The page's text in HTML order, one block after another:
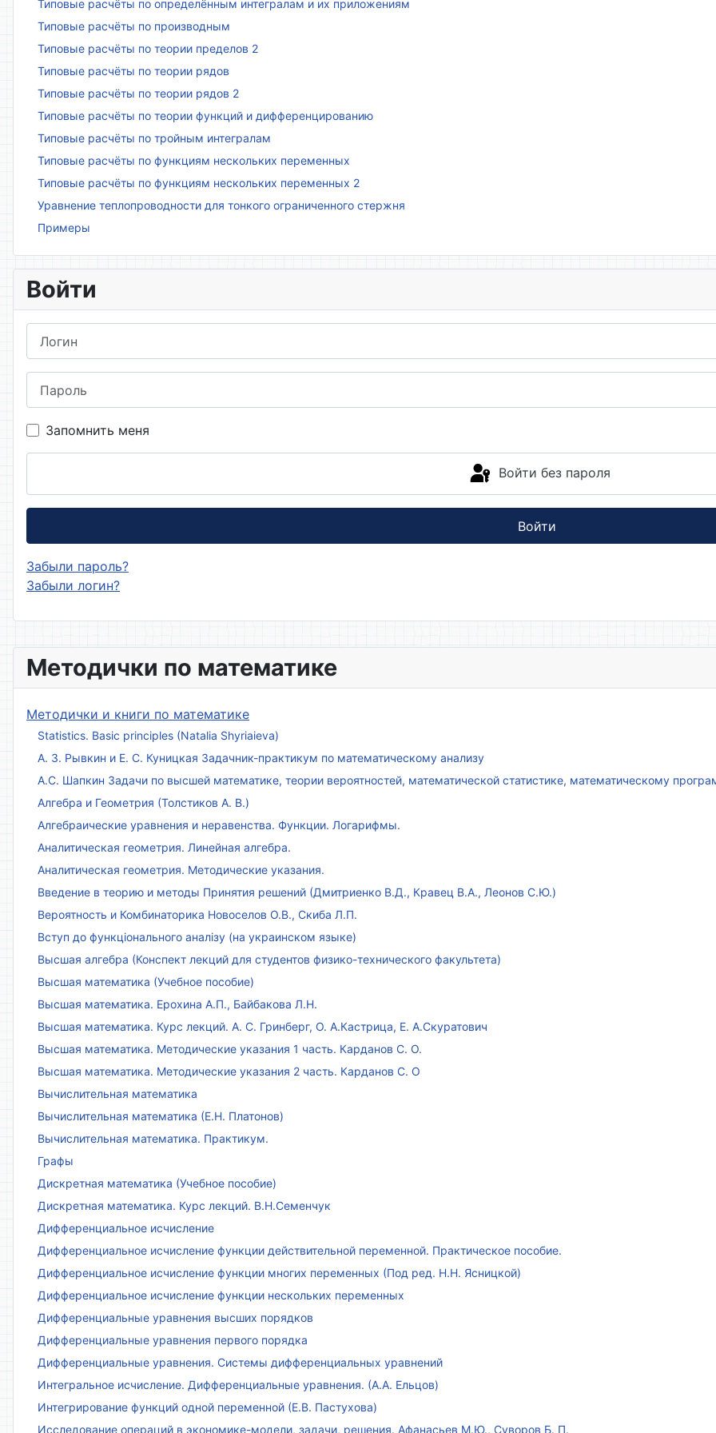
Методички по математике
Методички и книги по математике
Statistics. Basic principles (Natalia Shyriaieva)
А. З. Рывкин и Е. С. Куницкая Задачник-практикум по математическому анализу
А.С. Шапкин Задачи по высшей математике, теории вероятностей, математической статистике, математическому
Алгебра и Геометрия (Толстиков А. В.)
Алгебраические уравнения и неравенства. Функции. Логарифмы.
Аналитическая геометрия. Линейная алгебра.
Аналитическая геометрия. Методические указания.
Введение в теорию и методы Принятия решений (Дмитриенко В.Д., Кравец В.А., Леонов С.Ю.)
Вероятность и Комбинаторика Новоселов О.В., Скиба Л.П.
Вступ до функціонального аналізу (на украинском языке)
Высшая алгебра (Конспект лекций для студентов физико-технического факультета)
Высшая математика (Учебное пособие)
Высшая математика. Ерохина А.П., Байбакова Л.Н.
Высшая математика. Курс лекций. А. С. Гринберг, О. А.Кастрица, Е. А.Скуратович
Высшая математика. Методические указания 1 часть. Карданов С. О.
Высшая математика. Методические указания 2 часть. Карданов С. О
Вычислительная математика
Вычислительная математика (Е.Н. Платонов)
Вычислительная математика. Практикум.
Графы
Дискретная математика (Учебное пособие)
Дискретная математика. Курс лекций. В.Н.Семенчук
Дифференциальное исчисление
Дифференциальное исчисление функции действительной переменной. Практическое пособие.
Дифференциальное исчисление функции многих переменных (Под ред. Н.Н. Ясницкой)
Дифференциальное исчисление функции нескольких переменных
Дифференциальные уравнения высших порядков
Дифференциальные уравнения первого порядка
Дифференциальные уравнения. Системы дифференциальных уравнений
Интегральное исчисление. Дифференциальные уравнения. (А.А. Ельцов)
Интегрирование функций одной переменной (Е.В. Пастухова)
Исследование операций в экономике-модели, задачи, решения. Афанасьев М.Ю., Суворов Б. П.
Типовые расчёты по определённым интегралам и их приложениям
Типовые расчёты по производным
Типовые расчёты по теории пределов 2
Типовые расчёты по теории рядов
Типовые расчёты по теории рядов 2
Типовые расчёты по теории функций и дифференцированию
Типовые расчёты по тройным интегралам
Типовые расчёты по функциям нескольких переменных
Типовые расчёты по функциям нескольких переменных 2
Уравнение теплопроводности для тонкого ограниченного стержня
Примеры
Войти
Запомнить меня
Войти без пароля
Войти
Забыли пароль?
Забыли логин?